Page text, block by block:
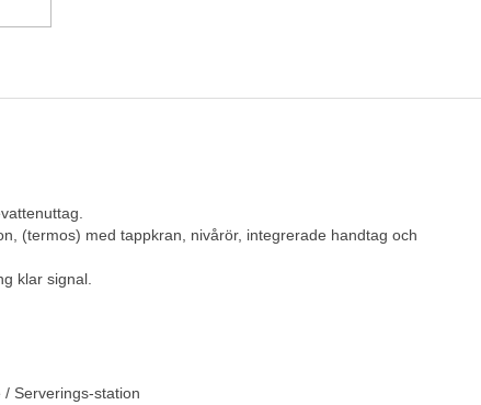
(termos) med tappkran, nivårör, integrerade handtag och
klar signal.
Serverings-station